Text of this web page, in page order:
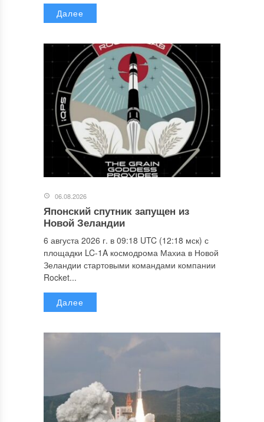
Далее
06.08.2026
Японский спутник запущен из
Новой Зеландии
6 августа 2026 г. в 09:18 UTC (12:18 мск) с
площадки LC-1A космодрома Махиа в Новой
Зеландии стартовыми командами компании
Rocket...
Далее